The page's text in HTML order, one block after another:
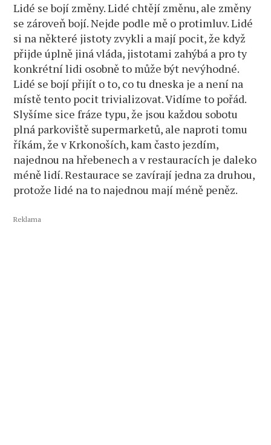
Lidé se bojí změny. Lidé chtějí změnu, ale změny
se zároveň bojí. Nejde podle mě o protimluv. Lidé
si na některé jistoty zvykli a mají pocit, že když
přijde úplně jiná vláda, jistotami zahýbá a pro ty
konkrétní lidi osobně to může být nevýhodné.
Lidé se bojí přijít o to, co tu dneska je a není na
místě tento pocit trivializovat. Vidíme to pořád.
Slyšíme sice fráze typu, že jsou každou sobotu
plná parkoviště supermarketů, ale naproti tomu
říkám, že v Krkonoších, kam často jezdím,
najednou na hřebenech a v restauracích je daleko
méně lidí. Restaurace se zavírají jedna za druhou,
protože lidé na to najednou mají méně peněz.
Reklama